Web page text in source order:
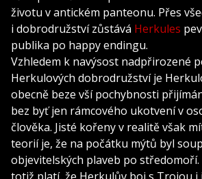
životu v antickém panteonu. Přes
i dobrodružství zůstává Herkules
publika po happy endingu.
Vzhledem k navýsost nadpřirozené
Herkulových dobrodružství je
obecně beze vší pochybnosti
bez byť jen rámcového ukotvení v
člověka. Jisté kořeny v realitě však
teorií je, že na počátku mýtů byl
objevitelských plaveb po středomoří.
totiž platí, že Herkulův boj s Trojou i